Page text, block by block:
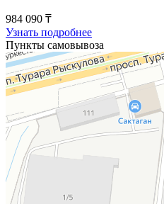
984 090 ₸
Узнать подробнее
Пункты самовывоза